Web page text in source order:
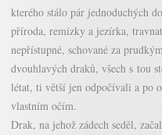
kterého stálo pár jednoduchých
příroda, remízky a jezírka,
nepřístupné, schované za
dvouhlavých draků, všech s tou
létat, ti větší jen odpočívali a po
vlastním očím.
Drak, na jehož zádech seděl,